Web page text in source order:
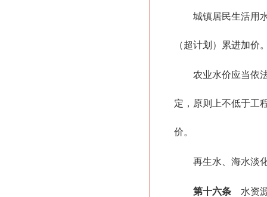
城镇居民生活用
（超计划）累进加价
农业水价应当依
定，原则上不低于工
价。
再生水、海水淡
第十六条 水资